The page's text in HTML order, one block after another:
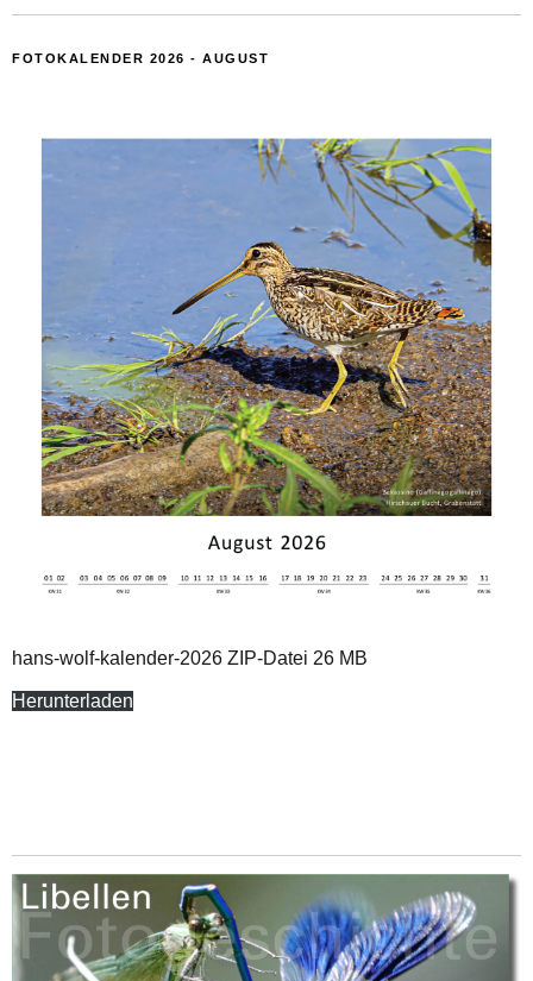
FOTOKALENDER 2026 - AUGUST
hans-wolf-kalender-2026 ZIP-Datei 26 MB
Herunterladen